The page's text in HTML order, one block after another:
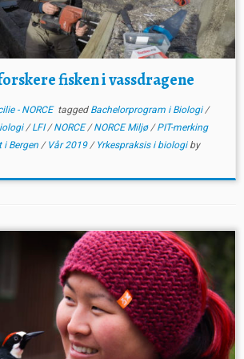
fisken i vassdragene
- NORCE tagged Bachelorprogram i Biologi/
/LFI/NORCE/NORCE Miljø/PIT-merking
i Bergen / Vår 2019/ Yrkespraksis i biologi by